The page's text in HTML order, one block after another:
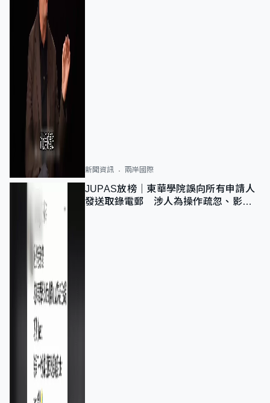
新聞資訊 兩岸國際
JUPAS放榜｜東華學院誤向所有申請人
發送取錄電郵 涉人為操作疏忽、影響